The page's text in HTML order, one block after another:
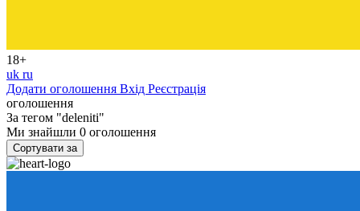
18+
uk ru
Додати оголошення Вхід Реєстрація
оголошення
За тегом "deleniti"
Ми знайшли 0 оголошення
Сортувати за